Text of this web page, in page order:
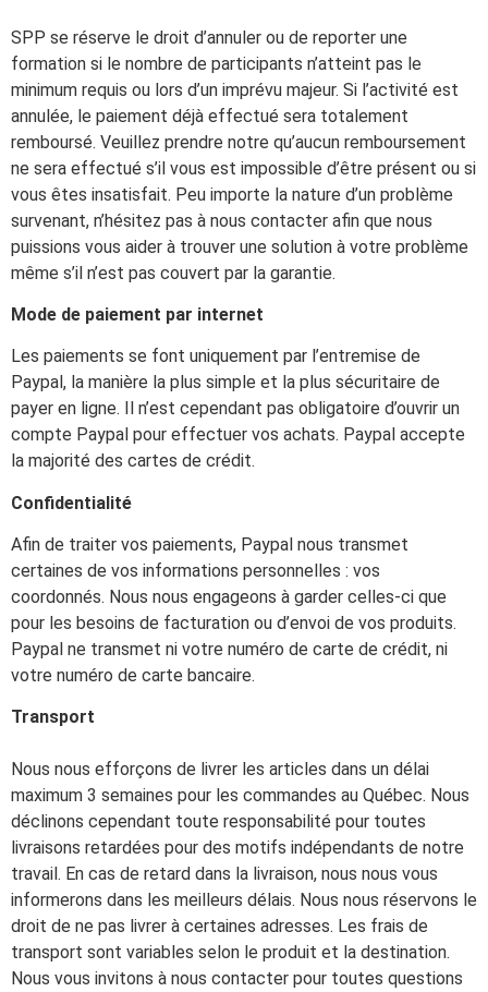
SPP se réserve le droit d’annuler ou de reporter une
formation si le nombre de participants n’atteint pas le
minimum requis ou lors d’un imprévu majeur. Si l’activité est
annulée, le paiement déjà effectué sera totalement
remboursé. Veuillez prendre notre qu’aucun remboursement
ne sera effectué s’il vous est impossible d’être présent ou si
vous êtes insatisfait. Peu importe la nature d’un problème
survenant, n’hésitez pas à nous contacter afin que nous
puissions vous aider à trouver une solution à votre problème
même s’il n’est pas couvert par la garantie.
Mode de paiement par internet
Les paiements se font uniquement par l’entremise de
Paypal, la manière la plus simple et la plus sécuritaire de
payer en ligne. Il n’est cependant pas obligatoire d’ouvrir un
compte Paypal pour effectuer vos achats. Paypal accepte
la majorité des cartes de crédit.
Confidentialité
Afin de traiter vos paiements, Paypal nous transmet
certaines de vos informations personnelles : vos
coordonnés. Nous nous engageons à garder celles-ci que
pour les besoins de facturation ou d’envoi de vos produits.
Paypal ne transmet ni votre numéro de carte de crédit, ni
votre numéro de carte bancaire.
Transport
Nous nous efforçons de livrer les articles dans un délai
maximum 3 semaines pour les commandes au Québec. Nous
déclinons cependant toute responsabilité pour toutes
livraisons retardées pour des motifs indépendants de notre
travail. En cas de retard dans la livraison, nous nous vous
informerons dans les meilleurs délais. Nous nous réservons le
droit de ne pas livrer à certaines adresses. Les frais de
transport sont variables selon le produit et la destination.
Nous vous invitons à nous contacter pour toutes questions